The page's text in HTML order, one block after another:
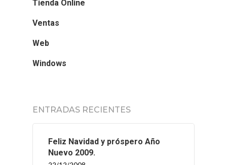
Tienda Online
Ventas
Web
Windows
ENTRADAS RECIENTES
Feliz Navidad y próspero Año
Nuevo 2009.